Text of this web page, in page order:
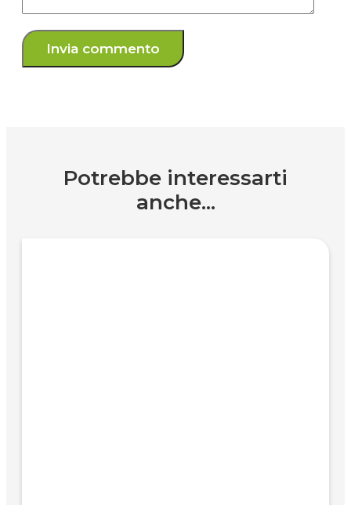
Potrebbe interessarti
anche...